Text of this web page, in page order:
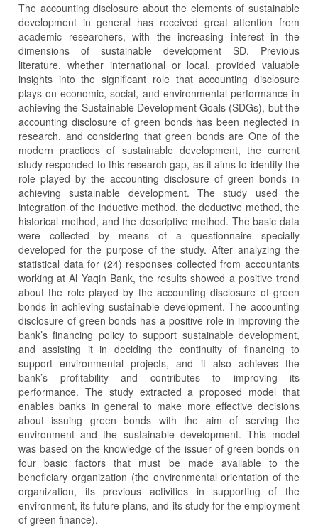
The accounting disclosure about the elements of sustainable
development in general has received great attention from
academic researchers, with the increasing interest in the
dimensions of sustainable development SD. Previous
literature, whether international or local, provided valuable
insights into the significant role that accounting disclosure
plays on economic, social, and environmental performance in
achieving the Sustainable Development Goals (SDGs), but the
accounting disclosure of green bonds has been neglected in
research, and considering that green bonds are One of the
modern practices of sustainable development, the current
study responded to this research gap, as it aims to identify the
role played by the accounting disclosure of green bonds in
achieving sustainable development. The study used the
integration of the inductive method, the deductive method, the
historical method, and the descriptive method. The basic data
were collected by means of a questionnaire specially
developed for the purpose of the study. After analyzing the
statistical data for (24) responses collected from accountants
working at Al Yaqin Bank, the results showed a positive trend
about the role played by the accounting disclosure of green
bonds in achieving sustainable development. The accounting
disclosure of green bonds has a positive role in improving the
bank’s financing policy to support sustainable development,
and assisting it in deciding the continuity of financing to
support environmental projects, and it also achieves the
bank’s profitability and contributes to improving its
performance. The study extracted a proposed model that
enables banks in general to make more effective decisions
about issuing green bonds with the aim of serving the
environment and the sustainable development. This model
was based on the knowledge of the issuer of green bonds on
four basic factors that must be made available to the
beneficiary organization (the environmental orientation of the
organization, its previous activities in supporting of the
environment, its future plans, and its study for the employment
of green finance).